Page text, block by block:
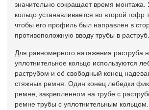
значительно сокращает время монтажа.
кольцо устанавливается во второй гофр
чтобы его профиль был направлен в
противоположную вводу трубы в раструб.
Для равномерного натяжения раструба
уплотнительное кольцо используются
раструбом и её свободный конец
стяжных ремня. Один конец лебедки
ремне, закрепленном на трубе с
ремне трубы с уплотнительным